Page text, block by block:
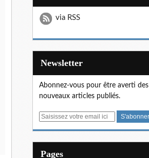
via RSS
Newsletter
Abonnez-vous pour être averti des
nouveaux articles publiés.
E
Pages